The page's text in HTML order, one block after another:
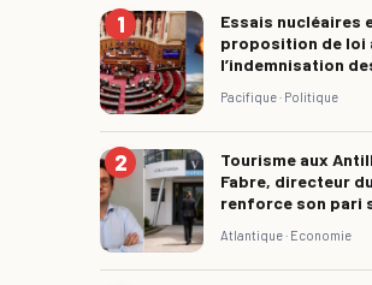
Essais nucléaires
proposition de loi
l’indemnisation
Pacifique · Politique
Tourisme aux
Fabre, directeur
renforce son pari
Atlantique · Economie